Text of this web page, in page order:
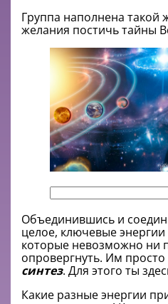
Группа наполнена такой
желания постичь тайны
Объединившись и
целое, ключевые
которые невозможно ни
опровергнуть. Им просто
синтез. Для этого ты
Какие разные энергии